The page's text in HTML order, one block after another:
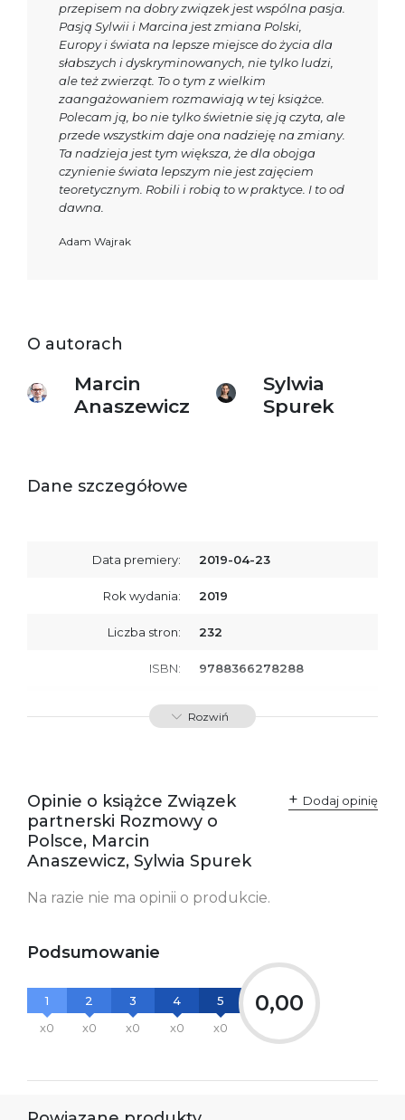
przepisem na dobry związek jest wspólna pasja.
Pasją Sylwii i Marcina jest zmiana Polski,
Europy i świata na lepsze miejsce do życia dla
słabszych i dyskryminowanych, nie tylko ludzi,
ale też zwierząt. To o tym z wielkim
zaangażowaniem rozmawiają w tej książce.
Polecam ją, bo nie tylko świetnie się ją czyta, ale
przede wszystkim daje ona nadzieję na zmiany.
Ta nadzieja jest tym większa, że dla obojga
czynienie świata lepszym nie jest zajęciem
teoretycznym. Robili i robią to w praktyce. I to od
dawna.
Adam Wajrak
O autorach
Marcin
Anaszewicz
Sylwia
Spurek
Dane szczegółowe
Data premiery: 2019-04-23
Rok wydania: 2019
Liczba stron: 232
ISBN: 9788366278288
SKU: E201086
Polska
kontakt@wydajenamsie.pl
+48 61 623 38 38
Ostrzeżenia oraz
bezpieczeństwa:
Załącznik PDF
Rozwiń
Opinie o książce Związek
partnerski Rozmowy o
Polsce, Marcin
Anaszewicz, Sylwia Spurek
Dodaj opinię
Na razie nie ma opinii o produkcie.
Podsumowanie
1
x0
2
x0
3
x0
4
x0
5
x0
0,00